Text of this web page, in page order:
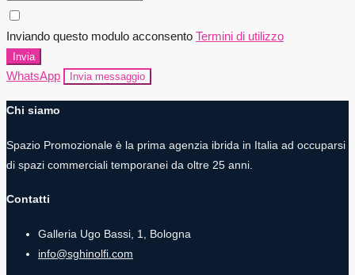
Inviando questo modulo acconsento Termini di utilizzo
Invia
WhatsApp Invia messaggio
Chi siamo
Spazio Promozionale è la prima agenzia ibrida in Italia ad occuparsi
di spazi commerciali temporanei da oltre 25 anni.
Contatti
Galleria Ugo Bassi, 1, Bologna
info@sghinolfi.com